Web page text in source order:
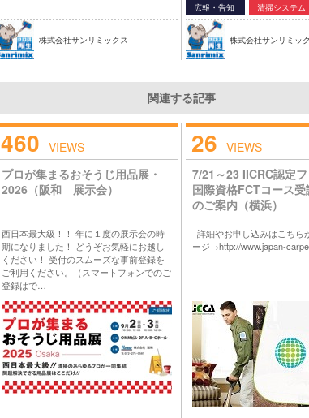
株式会社サンリミックス
広報・告知 清掃システム
株式会社サンリミッ
関連する記事
460 VIEWS
プロが集まるおそうじ用品展・
2026（阪和 展示会）
西日本最大級！！ 年に１度の展示会の時
期になりました！ どうぞお気軽にお越し
ください！ 受付のスムーズな事前登録を
ご利用ください。（スマートフォンでのご
登録はで…
26 VIEWS
7/21～23 IICRC認定
国際資格FCTコース
のご案内（横浜）
詳細やお申し込みはこちら
ージ→http://www.japan-